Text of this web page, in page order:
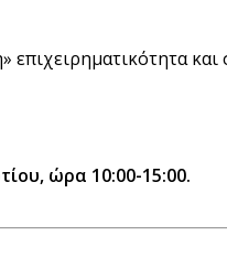
και
ώρα 10:00-15:00.